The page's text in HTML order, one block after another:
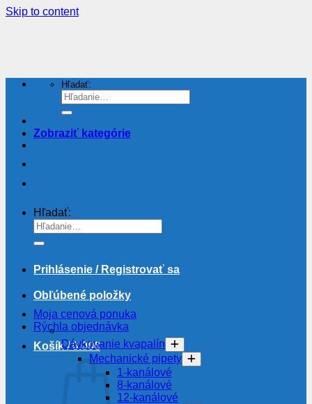
Skip to content
Hľadať:
Prihlásenie / Registrovať sa
Obľúbené položky
Moja cenová ponuka
Rýchla objednávka
Košík /0.00€
Hľadať:
Zobraziť kategórie
Dávkovanie kvapalín
Mechanické pipety
1-kanálové
8-kanálové
12-kanálové